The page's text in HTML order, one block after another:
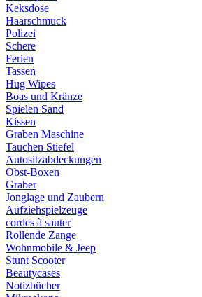
Keksdose
Haarschmuck
Polizei
Schere
Ferien
Tassen
Hug Wipes
Boas und Kränze
Spielen Sand
Kissen
Graben Maschine
Tauchen Stiefel
Autositzabdeckungen
Obst-Boxen
Graber
Jonglage und Zaubern
Aufziehspielzeuge
cordes à sauter
Rollende Zange
Wohnmobile & Jeep
Stunt Scooter
Beautycases
Notizbücher